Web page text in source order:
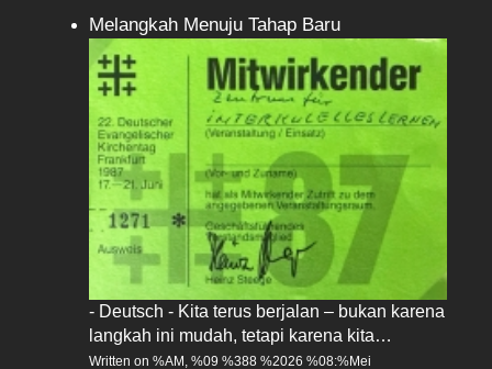
Melangkah Menuju Tahap Baru
- Deutsch - Kita terus berjalan – bukan karena
langkah ini mudah, tetapi karena kita…
Written on %AM, %09 %388 %2026 %08:%Mei